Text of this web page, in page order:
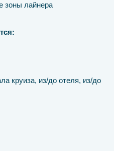
зоны лайнера
круиза, из/до отеля, из/до